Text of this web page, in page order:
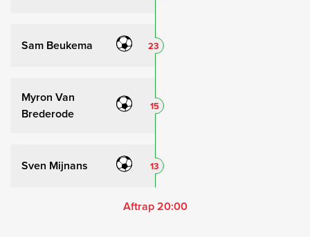
Sam Beukema 23
Myron Van
Brederode
15
Sven Mijnans 13
Aftrap 20:00